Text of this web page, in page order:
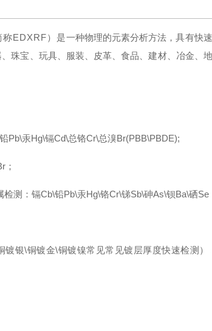
称EDXRF） 是一种物理的元素分析方法，具有快
珠宝、玩具、服装、皮革、食品、建材、冶金、
Pb\汞Hg\镉Cd\总铬Cr\总溴Br(PBB\PBDE);
；
测：镉Cb\铅Pb\汞Hg\铬Cr\锑Sb\砷As\钡Ba\硒Se
镀银\铜镀金\铜镀镍常见常见镀层厚度快速检测